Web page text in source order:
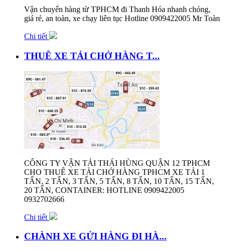
Vận chuyển hàng từ TPHCM đi Thanh Hóa nhanh chóng,
giá rẻ, an toàn, xe chạy liên tục Hotline 0909422005 Mr Toàn
Chi tiết
THUÊ XE TẢI CHỞ HÀNG T...
CÔNG TY VẬN TẢI THÁI HÙNG QUẬN 12 TPHCM
CHO THUÊ XE TẢI CHỞ HÀNG TPHCM XE TẢI 1
TẤN, 2 TẤN, 3 TẤN, 5 TẤN, 8 TẤN, 10 TẤN, 15 TẤN,
20 TẤN, CONTAINER: HOTLINE 0909422005
0932702666
Chi tiết
CHÀNH XE GỬI HÀNG ĐI HÀ...